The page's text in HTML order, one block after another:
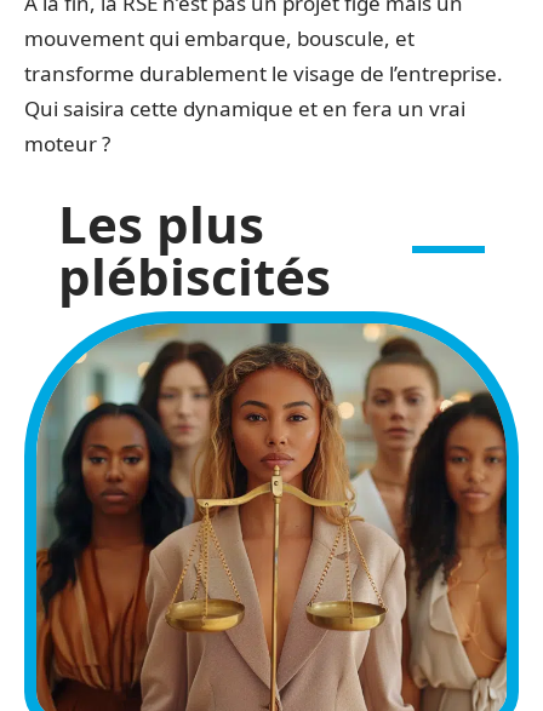
mouvement qui embarque, bouscule, et
transforme durablement le visage de l’entreprise.
Qui saisira cette dynamique et en fera un vrai
moteur ?
Les plus
plébiscités